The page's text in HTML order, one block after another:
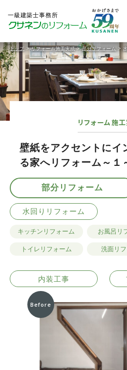
トップ >リフォーム施工実績>部分リフォーム >
リフォーム施
壁紙をアクセントにイ
る家へリフォーム～１
部分リフォーム
水回りリフォーム
キッチンリフォーム お風呂リ
トイレリフォーム 洗面リ
内装工事
Before